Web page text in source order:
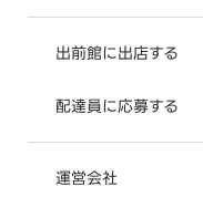
出前館に出店する
配達員に応募する
運営会社